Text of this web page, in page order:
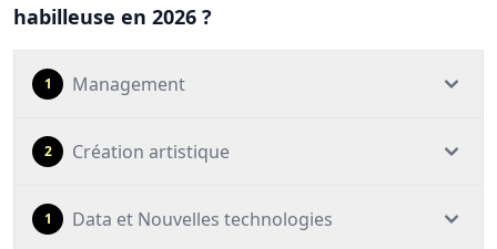
habilleuse en 2026 ?
1 Management
2 Création artistique
1 Data et Nouvelles technologies